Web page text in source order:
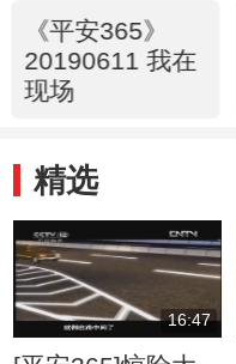
《平安365》
20190611 我在
现场
精选
16:47